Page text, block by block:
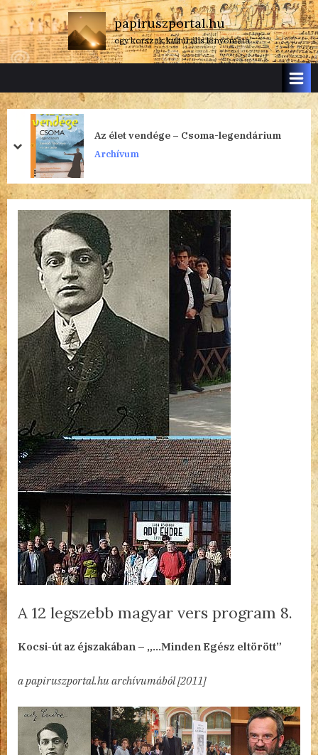
Skip
to
content
papiruszportal.hu
egy korszak kulturális lenyomata
Az élet vendége – Csoma-legendárium
Archívum
prev
next
A 12 legszebb magyar vers program 8.
on
12
magyar
program
8.
című
Kocsi-út az éjszakában – „…Minden Egész eltörött”
a papiruszportal.hu archívumából [2011]